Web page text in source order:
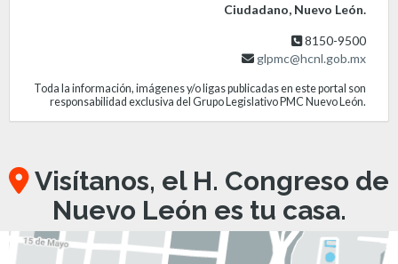
Ciudadano, Nuevo León.
8150-9500
glpmc@hcnl.gob.mx
Toda la información, imágenes y/o ligas publicadas en este portal son
responsabilidad exclusiva del Grupo Legislativo PMC Nuevo León.
Visítanos, el H. Congreso de
Nuevo León es tu casa.